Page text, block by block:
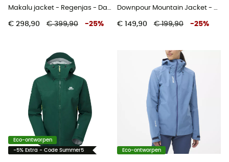
€ 298,90 € 399,90 -25% € 149,90 € 199,90 -25%
Eco-ontworpen
-5% Extra - Code Summer5 Eco-ontworpen